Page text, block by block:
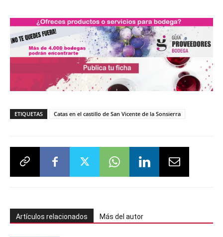
ETIQUETAS Catas en el castillo de San Vicente de la Sonsierra
Artículos relacionados Más del autor